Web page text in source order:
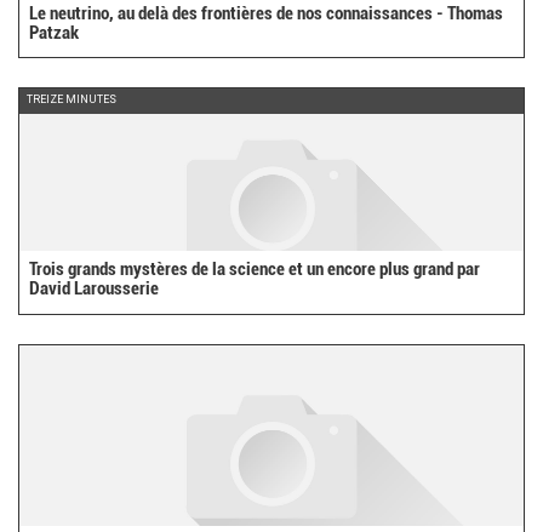
Le neutrino, au delà des frontières de nos connaissances - Thomas
Patzak
TREIZE MINUTES
Trois grands mystères de la science et un encore plus grand par
David Larousserie